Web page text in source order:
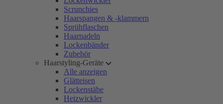
Scrunchies
Haarspangen & -klammern
Sprühflaschen
Haarnadeln
Lockenbänder
Zubehör
Haarstyling-Geräte
Alle anzeigen
Glätteisen
Lockenstäbe
Heizwickler